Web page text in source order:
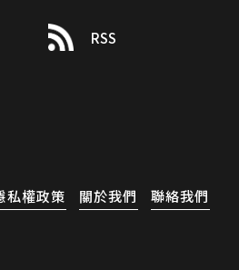
RSS
私權政策 關於我們 聯絡我們